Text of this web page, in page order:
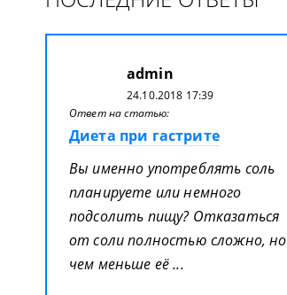
admin
24.10.2018 17:39
Ответ на статью:
Диета при гастрите
Вы именно употреблять соль
планируете или немного
подсолить пищу? Отказаться
от соли полностью сложно, но
чем меньше её ...